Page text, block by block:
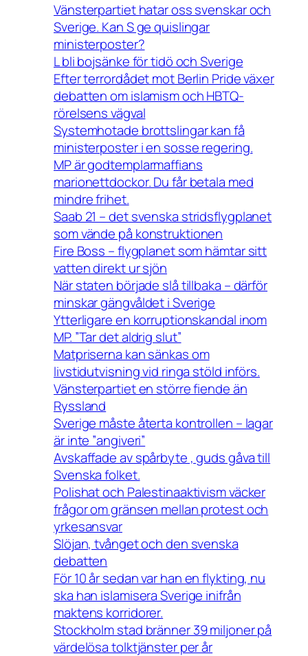
Vänsterpartiet hatar oss svenskar och
Sverige. Kan S ge quislingar
ministerposter?
L bli bojsänke för tidö och Sverige
Efter terrordådet mot Berlin Pride växer
debatten om islamism och HBTQ-
rörelsens vägval
Systemhotade brottslingar kan få
ministerposter i en sosse regering.
MP är godtemplarmaffians
marionettdockor. Du får betala med
mindre frihet.
Saab 21 – det svenska stridsflygplanet
som vände på konstruktionen
Fire Boss – flygplanet som hämtar sitt
vatten direkt ur sjön
När staten började slå tillbaka – därför
minskar gängvåldet i Sverige
Ytterligare en korruptionskandal inom
MP. ”Tar det aldrig slut”
Matpriserna kan sänkas om
livstidutvisning vid ringa stöld införs.
Vänsterpartiet en större fiende än
Ryssland
Sverige måste återta kontrollen – lagar
är inte ”angiveri”
Avskaffade av spårbyte , guds gåva till
Svenska folket.
Polishat och Palestinaaktivism väcker
frågor om gränsen mellan protest och
yrkesansvar
Slöjan, tvånget och den svenska
debatten
För 10 år sedan var han en flykting, nu
ska han islamisera Sverige inifrån
maktens korridorer.
Stockholm stad bränner 39 miljoner på
värdelösa tolktjänster per år